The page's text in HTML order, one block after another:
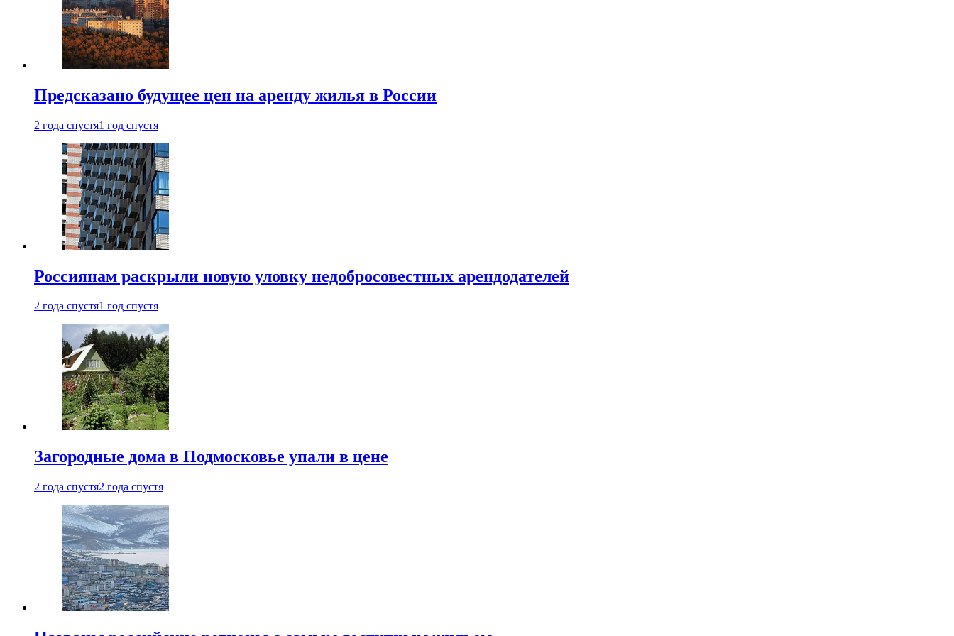
Предсказано будущее цен на аренду жилья в России
2 года спустя1 год спустя
Россиянам раскрыли новую уловку недобросовестных арендодателей
2 года спустя1 год спустя
Загородные дома в Подмосковье упали в цене
2 года спустя2 года спустя